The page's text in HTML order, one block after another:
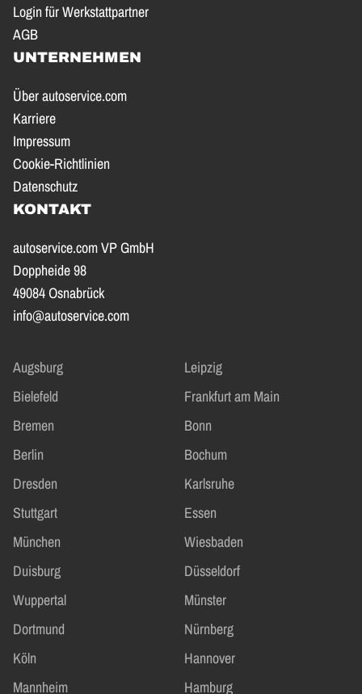
Login für Werkstattpartner
AGB
UNTERNEHMEN
Über autoservice.com
Karriere
Impressum
Cookie-Richtlinien
Datenschutz
KONTAKT
autoservice.com VP GmbH
Doppheide 98
49084 Osnabrück
info@autoservice.com
Augsburg
Leipzig
Bielefeld
Frankfurt am Main
Bremen
Bonn
Berlin
Bochum
Dresden
Karlsruhe
Stuttgart
Essen
München
Wiesbaden
Duisburg
Düsseldorf
Wuppertal
Münster
Dortmund
Nürnberg
Köln
Hannover
Mannheim
Hamburg